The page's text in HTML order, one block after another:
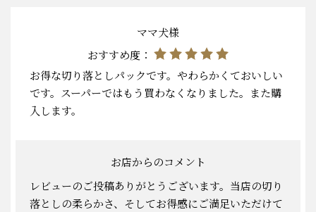
ママ犬様
おすすめ度：
お得な切り落としパックです。やわらかくておいしい
です。スーパーではもう買わなくなりました。また購
入します。
お店からのコメント
レビューのご投稿ありがとうございます。当店の切り
落としの柔らかさ、そしてお得感にご満足いただけて